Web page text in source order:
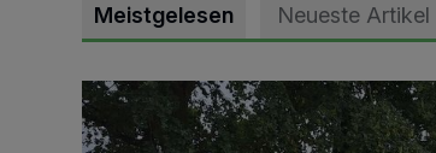
Meistgelesen Neueste Artikel
Pünktlich zum Schützenfest den Weg